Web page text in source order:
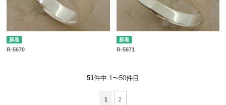
R-5670 R-5671
51件中 1〜50件目
1 2